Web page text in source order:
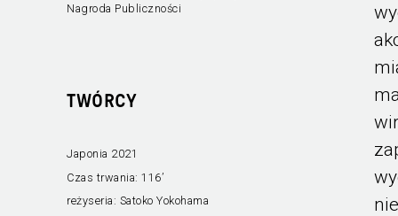
Nagroda Publiczności
TWÓRCY
Japonia 2021
Czas trwania: 116’
reżyseria: Satoko Yokohama